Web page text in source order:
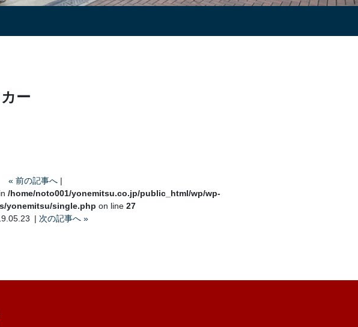
ー
«前の記事へ |
/home/noto001/yonemitsu.co.jp/public_html/wp/wp-
yonemitsu/single.php on line 27
| 次の記事へ »